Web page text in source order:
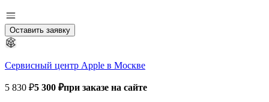
Оставить заявку
Сервисный центр Apple в Москве
5 830 ₽5 300 ₽при заказе на сайте